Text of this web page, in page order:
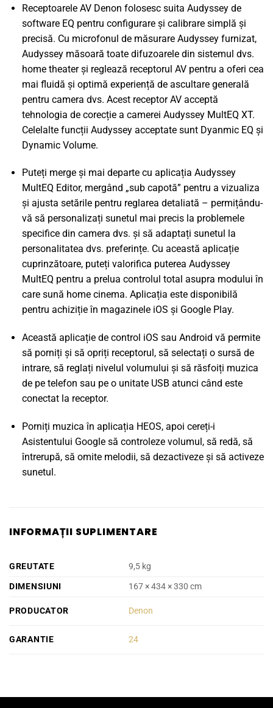
Receptoarele AV Denon folosesc suita Audyssey de
software EQ pentru configurare și calibrare simplă și
precisă. Cu microfonul de măsurare Audyssey furnizat,
Audyssey măsoară toate difuzoarele din sistemul dvs.
home theater și reglează receptorul AV pentru a oferi cea
mai fluidă și optimă experiență de ascultare generală
pentru camera dvs. Acest receptor AV acceptă
tehnologia de corecție a camerei Audyssey MultEQ XT.
Celelalte funcții Audyssey acceptate sunt Dyanmic EQ și
Dynamic Volume.
Puteți merge și mai departe cu aplicația Audyssey
MultEQ Editor, mergând „sub capotă” pentru a vizualiza
și ajusta setările pentru reglarea detaliată – permițându-
vă să personalizați sunetul mai precis la problemele
specifice din camera dvs. și să adaptați sunetul la
personalitatea dvs. preferințe. Cu această aplicație
cuprinzătoare, puteți valorifica puterea Audyssey
MultEQ pentru a prelua controlul total asupra modului în
care sună home cinema. Aplicația este disponibilă
pentru achiziție în magazinele iOS și Google Play.
Această aplicație de control iOS sau Android vă permite
să porniți și să opriți receptorul, să selectați o sursă de
intrare, să reglați nivelul volumului și să răsfoiți muzica
de pe telefon sau pe o unitate USB atunci când este
conectat la receptor.
Porniți muzica în aplicația HEOS, apoi cereți-i
Asistentului Google să controleze volumul, să redă, să
întrerupă, să omite melodii, să dezactiveze și să activeze
sunetul.
INFORMAȚII SUPLIMENTARE
GREUTATE
9,5 kg
DIMENSIUNI
167 × 434 × 330 cm
PRODUCATOR Denon
GARANTIE 24